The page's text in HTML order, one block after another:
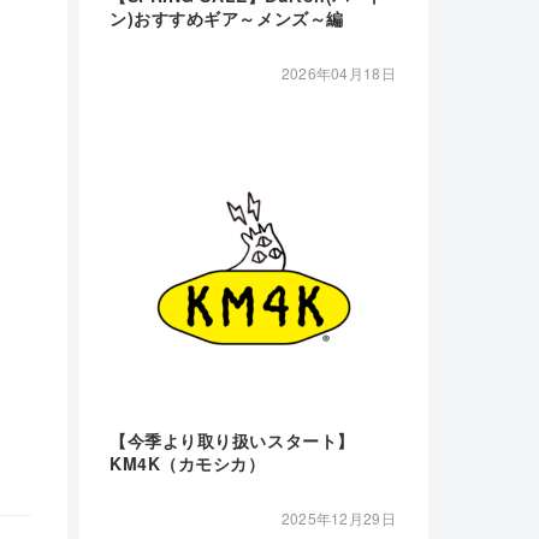
ン)おすすめギア～メンズ～編
2026年04月18日
【今季より取り扱いスタート】
KM4K（カモシカ）
2025年12月29日